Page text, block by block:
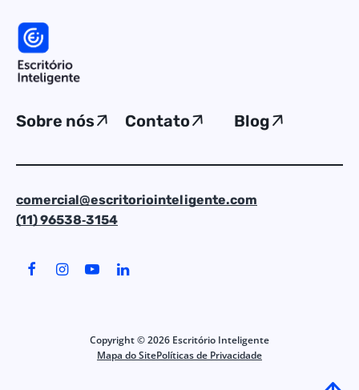
Sobre nós Contato Blog
comercial@escritoriointeligente.com
(11) 96538‑3154
Copyright ©2026 Escritório Inteligente
Mapa do SitePolíticas de Privacidade